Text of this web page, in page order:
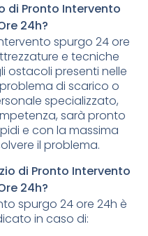
di Pronto Intervento
24h?
spurgo 24 ore
e tecniche
ostacoli presenti nelle
di scarico o
specializzato,
sarà pronto
e con la massima
il problema.
di Pronto Intervento
24h?
spurgo 24 ore 24h è
in caso di: